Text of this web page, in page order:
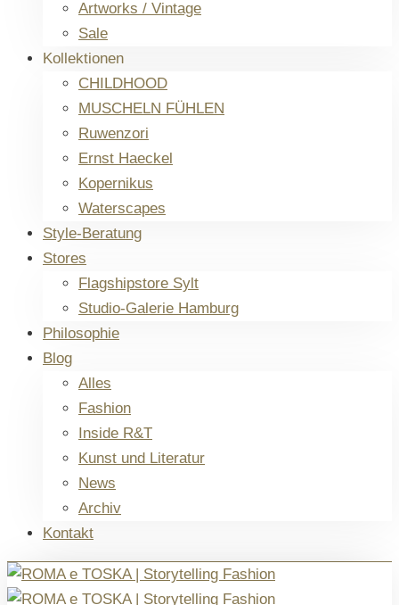
Artworks / Vintage
Sale
Kollektionen
CHILDHOOD
MUSCHELN FÜHLEN
Ruwenzori
Ernst Haeckel
Kopernikus
Waterscapes
Style-Beratung
Stores
Flagshipstore Sylt
Studio-Galerie Hamburg
Philosophie
Blog
Alles
Fashion
Inside R&T
Kunst und Literatur
News
Archiv
Kontakt